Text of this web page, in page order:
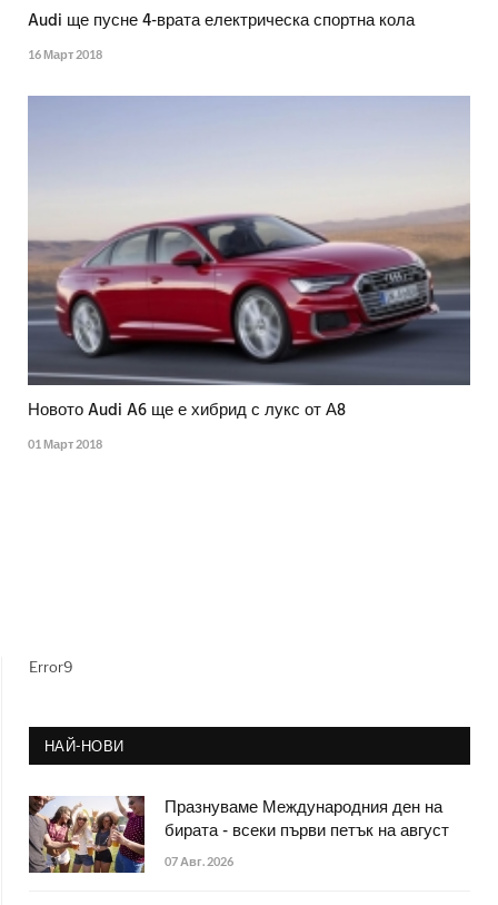
Audi ще пусне 4-врата електрическа спортна кола
16 Март 2018
Новото Audi A6 ще е хибрид с лукс от А8
01 Март 2018
Error9
НАЙ-НОВИ
Празнуваме Международния ден на
бирата - всеки първи петък на август
07 Авг. 2026